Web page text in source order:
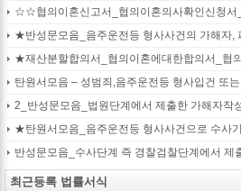
★재산분할합의서_협의이혼에대한합의서_협
2_반성문모음_법원단계에서 제출한 가해자작
반성문모음_수사단계 즉 경찰검찰단계에서
최근등록 법률서식